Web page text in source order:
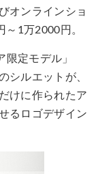
オンラインショ
1万2000円。
定モデル」
シルエットが、
けに作られたア
るロゴデザイン